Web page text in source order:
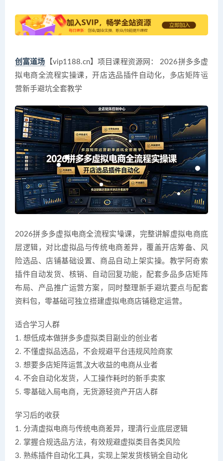
创富道场 【vip1188.cn】项目课程资源网： 2026拼多多虚
拟电商全流程实操课，开店选品插件自动化，多店矩阵运
营新手避坑全套教学
2026拼多多虚拟电商全流程实操课，完整讲解虚拟电商底
层逻辑，对比虚拟品与传统电商差异，覆盖开店筹备、风
险选品、店铺基础设置、商品自动上架实操。教学阿奇索
插件自动发货、核销、自动回复功能，配套多品多店矩阵
布局、产品推广运营方案，同时整理新手避坑要点与配套
资料包，零基础可独立搭建虚拟电商店铺稳定运营。
适合学习人群
1. 想低成本做拼多多虚拟类目副业的创业者
2. 不懂虚拟品选品，不会规避平台违规风险商家
3. 想要多店矩阵运营放大收益的电商从业者
4. 不会自动化发货，人工操作耗时的新手卖家
5. 零基础入局电商，无货源轻资产开店人群
学习后的收获
1. 分清虚拟电商与传统电商差异，理清行业底层逻辑
2. 掌握合规选品方法，有效规避虚拟类目各类风险
3. 熟练插件自动化工具，实现上架发货核销全自动化